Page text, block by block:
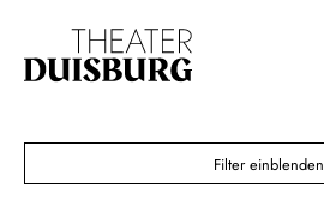
Zur Hauptnavigation springen
Zum Footer springen
Filter einblenden